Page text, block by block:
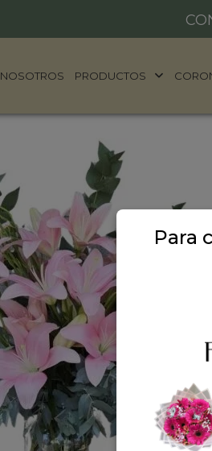
NOSOTROS PRODUCTOS
Para